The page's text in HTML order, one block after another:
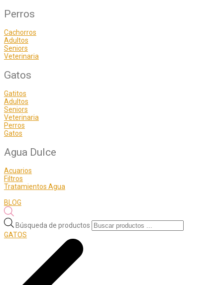
Perros
Cachorros
Adultos
Seniors
Veterinaria
Gatos
Gatitos
Adultos
Seniors
Veterinaria
Perros
Gatos
Agua Dulce
Acuarios
Filtros
Tratamientos Agua
BLOG
Búsqueda de productos
GATOS